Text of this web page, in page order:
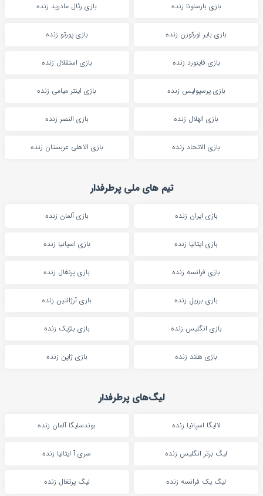
بازی بارسلونا زنده بازی رئال مادرید زنده
بازی بایر لورکوزن زنده بازی پورتو زنده
بازی فاینورد زنده بازی استقلال زنده
بازی پرسپولیس زنده بازی اینتر میامی زنده
بازی الهلال زنده بازی النصر زنده
بازی الاتحاد زنده بازی الاهلی عربستان زنده
تیم های ملی پرطرفدار
بازی ایران زنده بازی آلمان زنده
بازی ایتالیا زنده بازی اسپانیا زنده
بازی فرانسه زنده بازی پرتغال زنده
بازی برزیل زنده بازی آرژانتین زنده
بازی انگلیس زنده بازی بلژیک زنده
بازی هلند زنده بازی ژاپن زنده
لیگ‌های پرطرفدار
لالیگا اسپانیا زنده بوندسلیگا آلمان زنده
لیگ برتر انگلیس زنده سری آ ایتالیا زنده
لیگ یک فرانسه زنده لیگ پرتغال زنده